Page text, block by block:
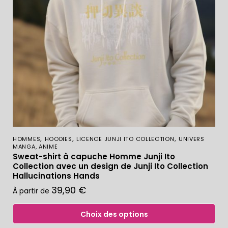
HOMMES, HOODIES, LICENCE JUNJI ITO COLLECTION, UNIVERS
MANGA, ANIME
Sweat-shirt à capuche Homme Junji Ito
Collection avec un design de Junji Ito Collection
Hallucinations Hands
À partir de 39,90 €
Choix des options